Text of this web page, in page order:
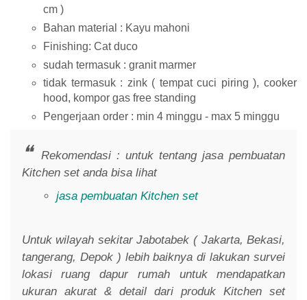
cm )
Bahan material : Kayu mahoni
Finishing: Cat duco
sudah termasuk : granit marmer
tidak termasuk : zink ( tempat cuci piring ), cooker
hood, kompor gas free standing
Pengerjaan order : min 4 minggu - max 5 minggu
Rekomendasi : untuk tentang jasa pembuatan
Kitchen set anda bisa lihat
jasa pembuatan Kitchen set
Untuk wilayah sekitar Jabotabek ( Jakarta, Bekasi,
tangerang, Depok ) lebih baiknya di lakukan survei
lokasi ruang dapur rumah untuk mendapatkan
ukuran akurat & detail dari produk Kitchen set